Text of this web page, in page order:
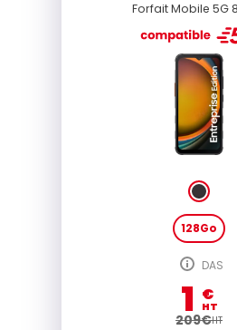
Forfait Mobile 5G
128Go
DAS
1 €
HT
209€HT